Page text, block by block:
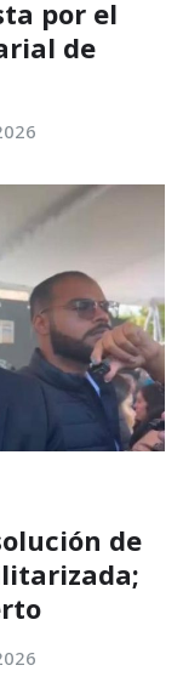
por el
de
de